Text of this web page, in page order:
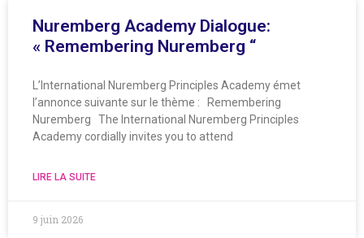
Nuremberg Academy Dialogue:
« Remembering Nuremberg “
L’International Nuremberg Principles Academy émet
l’annonce suivante sur le thème : Remembering
Nuremberg The International Nuremberg Principles
Academy cordially invites you to attend
LIRE LA SUITE
9 juin 2026